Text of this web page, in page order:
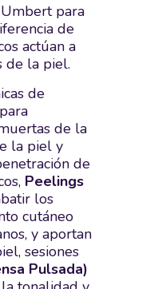
para
de
actúan a
de la piel.
de
para
de la
la piel y
de
Peelings
los
cutáneo
y aportan
sesiones
Pulsada)